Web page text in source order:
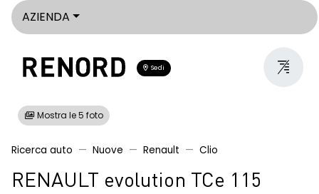
AZIENDA
Sedi
Mostra le 5 foto
Ricerca auto Nuove Renault Clio
RENAULT evolution TCe 115